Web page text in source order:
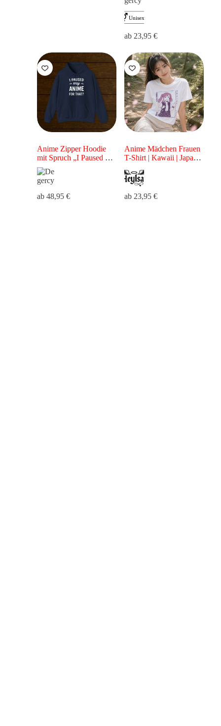
ab 23,95 €
Anime Zipper Hoodie
mit Spruch „I Paused My
Anime For That?“
Lustiger Otaku Hoodie
als Geschenk für Anime-
Fans
ab 48,95 €
Anime Mädchen Frauen
T-Shirt | Kawaii | Japan
Otaku | Rosa Motiv
ab 23,95 €